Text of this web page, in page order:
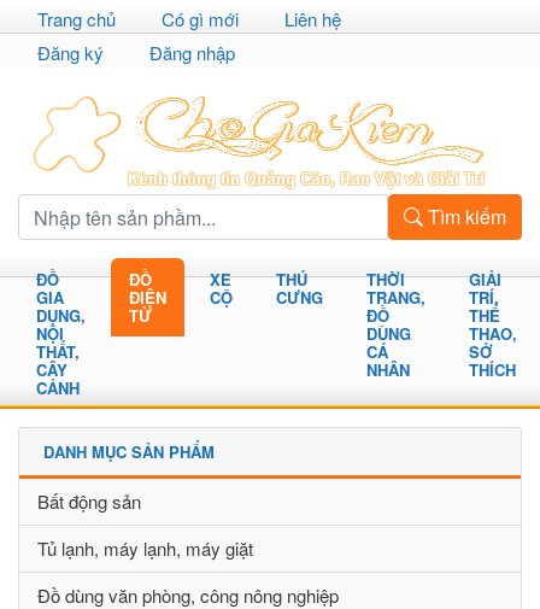
Trang chủ Có gì mới
Liên hệ
Đăng ký
Đăng nhập
Tìm kiếm
ĐỒ
GIA
DỤNG,
NỘI
THẤT,
CÂY
CẢNH
ĐỒ
ĐIỆN
TỬ
XE
CỘ
THÚ
CƯNG
THỜI
TRANG,
ĐỒ
DÙNG
CÁ
NHÂN
GIẢI
TRÍ,
THỂ
THAO,
SỞ
THÍCH
DANH MỤC SẢN PHẨM
Bất động sản
Tủ lạnh, máy lạnh, máy giặt
Đồ dùng văn phòng, công nông nghiệp